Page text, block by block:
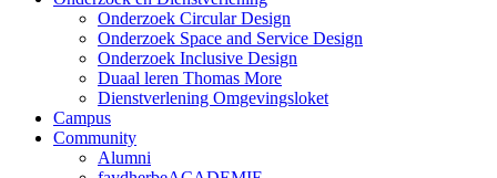
Onderzoek Circular Design
Onderzoek Space and Service Design
Onderzoek Inclusive Design
Duaal leren Thomas More
Dienstverlening Omgevingsloket
Campus
Community
Alumni